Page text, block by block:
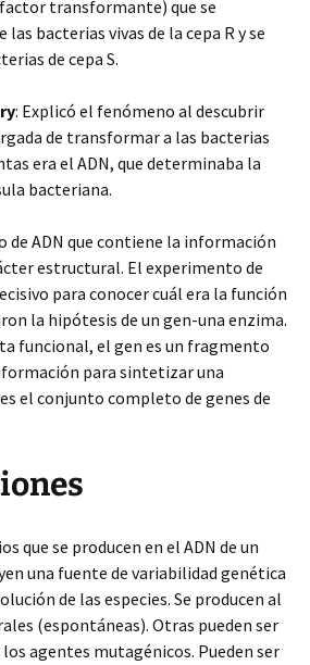
transformante) que se
bacterias vivas de la cepa R y se
de cepa S.
: Explicó el fenómeno al descubrir
de transformar a las bacterias
era el ADN, que determinaba la
bacteriana.
de ADN que contiene la información
estructural. El experimento de
para conocer cuál era la función
la hipótesis de un gen-una enzima.
funcional, el gen es un fragmento
para sintetizar una
el conjunto completo de genes de
que se producen en el ADN de un
una fuente de variabilidad genética
de las especies. Se producen al
(espontáneas). Otras pueden ser
agentes mutagénicos. Pueden ser